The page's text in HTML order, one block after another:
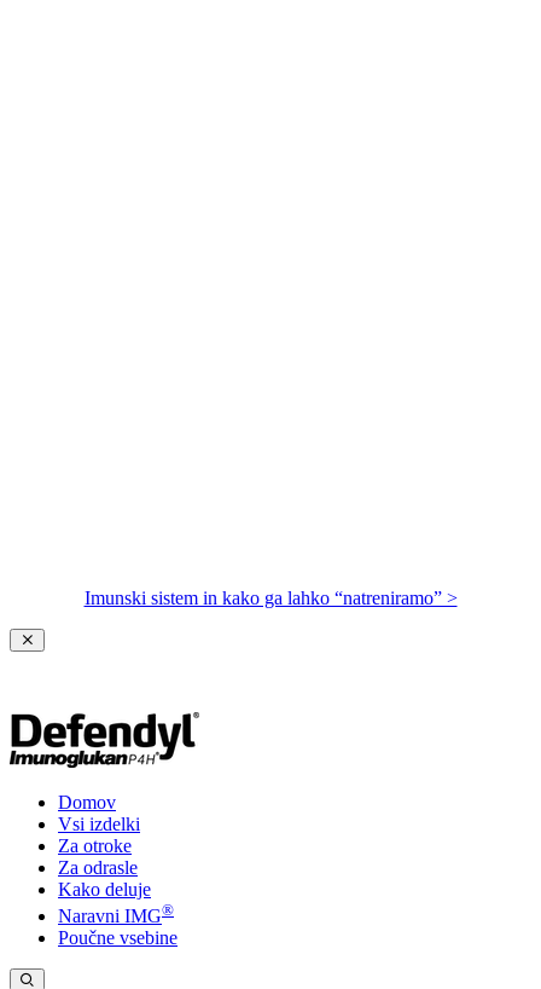
Imunski sistem in kako ga lahko “natreniramo” >
Domov
Vsi izdelki
Za otroke
Za odrasle
Kako deluje
Naravni IMG®
Poučne vsebine